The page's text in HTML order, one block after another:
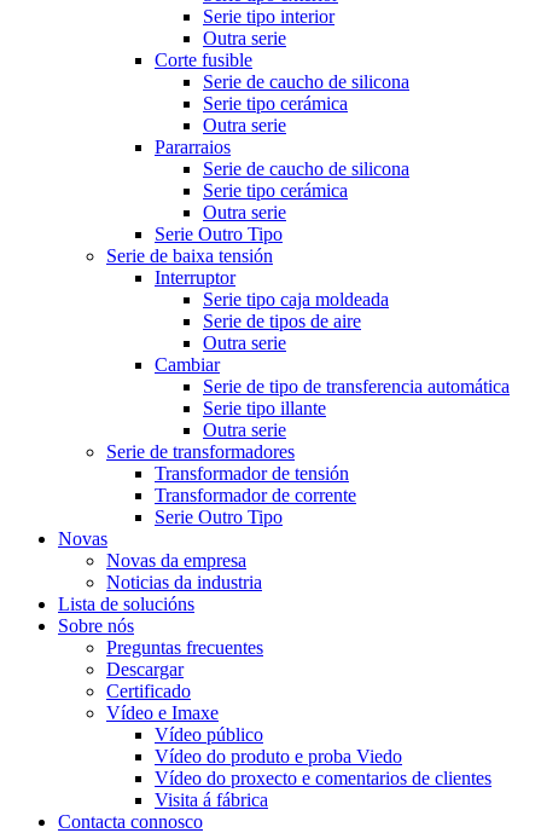
Serie tipo interior
Outra serie
Corte fusible
Serie de caucho de silicona
Serie tipo cerámica
Outra serie
Pararraios
Serie de caucho de silicona
Serie tipo cerámica
Outra serie
Serie Outro Tipo
Serie de baixa tensión
Interruptor
Serie tipo caja moldeada
Serie de tipos de aire
Outra serie
Cambiar
Serie de tipo de transferencia automática
Serie tipo illante
Outra serie
Serie de transformadores
Transformador de tensión
Transformador de corrente
Serie Outro Tipo
Novas
Novas da empresa
Noticias da industria
Lista de solucións
Sobre nós
Preguntas frecuentes
Descargar
Certificado
Vídeo e Imaxe
Vídeo público
Vídeo do produto e proba Viedo
Vídeo do proxecto e comentarios de clientes
Visita á fábrica
Contacta connosco